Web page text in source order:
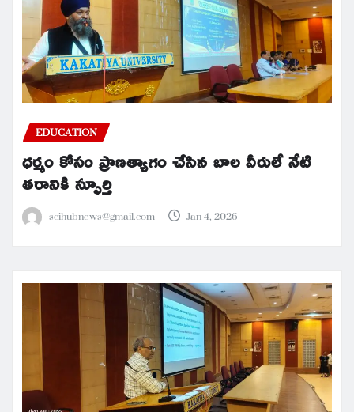
EDUCATION
ధర్మం కోసం ప్రాణత్యాగం చేసిన బాల వీరులే నేటి
తరానికి స్ఫూర్తి
scihubnews@gmail.com Jan 4, 2026